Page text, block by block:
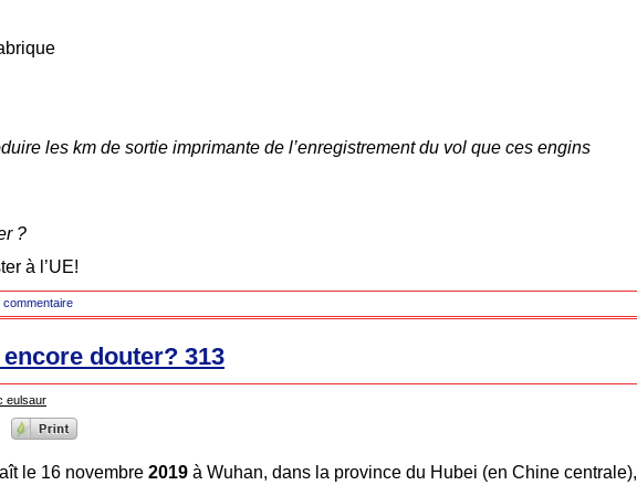
les km de sortie imprimante de l’enregistrement du vol que ces engins
?
à l’UE!
commentaire
douter? 313
eulsaur
le 16 novembre 2019 à Wuhan, dans la province du Hubei (en Chine centrale),